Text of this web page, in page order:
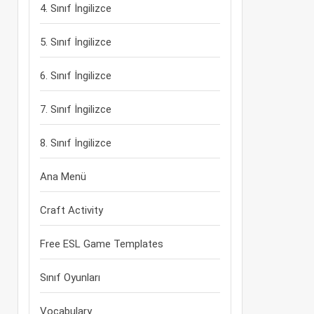
4. Sınıf İngilizce
5. Sınıf İngilizce
6. Sınıf İngilizce
7. Sınıf İngilizce
8. Sınıf İngilizce
Ana Menü
Craft Activity
Free ESL Game Templates
Sınıf Oyunları
Vocabulary